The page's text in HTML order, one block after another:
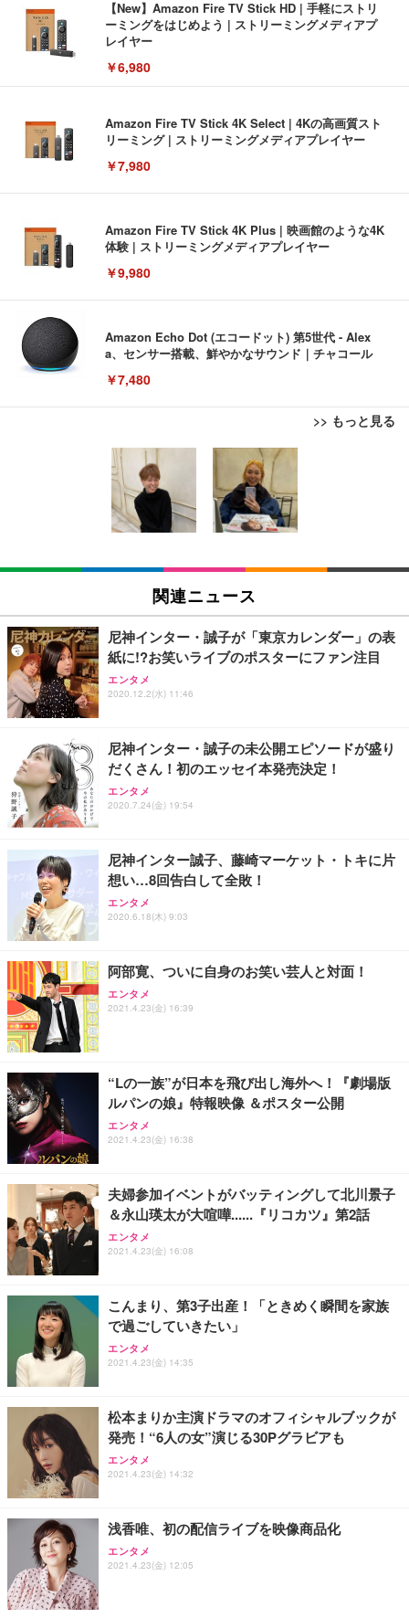
【New】Amazon Fire TV Stick HD | 手軽にストリ
ーミングをはじめよう | ストリーミングメディアプ
レイヤー
￥6,980
Amazon Fire TV Stick 4K Select | 4Kの高画質スト
リーミング | ストリーミングメディアプレイヤー
￥7,980
Amazon Fire TV Stick 4K Plus | 映画館のような4K
体験 | ストリーミングメディアプレイヤー
￥9,980
Amazon Echo Dot (エコードット) 第5世代 - Alex
a、センサー搭載、鮮やかなサウンド｜チャコール
￥7,480
>> もっと見る
[EdoErgo] オフィスチェア 椅子 テレワーク 疲れな
い 跳ね上げ式アームレスト コンパクト 約105度ロッ
キング pc 事務椅子 360度回転 座面昇降 強化ナイロ
ン樹脂ベース 通気性メッシュ 在宅ワーク H-WY01
(黒網+黒枠+黒足)
￥5,699
SIHOO B100 オフィスチェア／デスクチェア メッシ
ュチェア 人間工学 疲れない ブラック
￥27,999
Sezlife オフィスチェア デスクチェア 疲れない テレ
ワーク チェア 強化バックレスト 30度ロッキング機
能 人間工学 椅子 腰サポート 90度跳ね上げ式アーム
務用 おしゃれ パソコンチェア (ブラック)
Sezlife オフィスチェア デスクチェア 疲れない テレ
ワーク チェア 強化バックレスト 30度ロッキング機
能 人間工学 椅子 腰サポート 90度跳ね上げ式アーム
務用 おしゃれ パソコンチェア (ホワイト)
ANDWINT オフィスチェア デスクチェア 肘なし メ
ッシュ 通気性 ランバーサポート付き 腰サポート ガ
ス圧無段階昇降 360度回転 キャスター付き コンパク
EIZO ビジネス向けプレミアムモニター | FlexScan
EV3240X-WT | 31.5型4K UHD・USB Type-C・ホワ
イト
￥105,595
EIZO ビジネス向けプレミアムモニター | FlexScan
￥109,572
【純正品】27"ゲーミングモニター DualSense 充電
フック付き（CFI-ZDM1J）
【整備済み品】Dell E2724HS 27インチ 液晶モニタ
ー フルHD（1920×1080）VA 非光沢 HDMI/DisplayP
ort/VGA スピーカー内蔵 高さ調整 スイベル VESA対
【MiniLED/24.5inch/280Hz/FHD】GRAPHT THE S
HOOTER Gaming Monitor 24” Essential ゲーミン
グモニター QD 24.5インチ 1ms FHD 量子ドット 残
Amazonベーシック ペットシーツ 薄型 レギュラー 1
回使い捨て 無香料 ホワイト 300枚
￥3,373
Amazonベーシック ペットシーツ 厚型 ワイド 42枚
x2袋(84枚) ホワイト(吸収面:ライトブルー)
￥3,234
ネオ・ルーライフ ネオ・オムツ L 中型犬用 26枚入
り 単品
Smart Basic(スマートベーシック) 【Amazon.co.jp
限定】 Smart Basic アイリスオーヤマ ペットシーツ
超厚型 お徳用 ワイド 100枚入 (x 1) (ケース販売)
アイリスオーヤマ ペットシーツ 超厚型 お徳用 レギ
ュラー 200枚入【Amazon.co.jp限定】
関連ニュース
尼神インター・誠子が「東京カレンダー」の表
紙に!?お笑いライブのポスターにファン注目
エンタメ
2020.12.2(水) 11:46
尼神インター・誠子の未公開エピソードが盛り
だくさん！初のエッセイ本発売決定！
エンタメ
2020.7.24(金) 19:54
尼神インター誠子、藤崎マーケット・トキに片
想い…8回告白して全敗！
エンタメ
2020.6.18(木) 9:03
阿部寛、ついに自身のお笑い芸人と対面！
エンタメ
2021.4.23(金) 16:39
“Lの一族”が日本を飛び出し海外へ！『劇場版
ルパンの娘』特報映像 ＆ポスター公開
エンタメ
2021.4.23(金) 16:38
夫婦参加イベントがバッティングして北川景子
＆永山瑛太が大喧嘩......『リコカツ』第2話
エンタメ
2021.4.23(金) 16:08
こんまり、第3子出産！「ときめく瞬間を家族
で過ごしていきたい」
エンタメ
2021.4.23(金) 14:35
松本まりか主演ドラマのオフィシャルブックが
発売！“6人の女”演じる30Pグラビアも
エンタメ
2021.4.23(金) 14:32
浅香唯、初の配信ライブを映像商品化
エンタメ
2021.4.23(金) 12:05